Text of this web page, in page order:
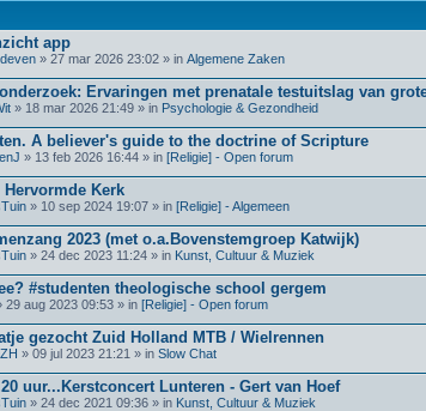
app
» 27 mar 2026 23:02 » in Algemene Zaken
Ervaringen met prenatale testuitslag van
» 18 mar 2026 21:49 » in Psychologie & Gezondheid
A believer's guide to the doctrine of Scripture
» 13 feb 2026 16:44 » in [Religie] - Open forum
Hervormde Kerk
» 10 sep 2024 19:07 » in [Religie] - Algemeen
2023 (met o.a.Bovenstemgroep Katwijk)
» 24 dec 2023 11:24 » in Kunst, Cultuur & Muziek
#studenten theologische school gergem
29 aug 2023 09:53 » in [Religie] - Open forum
gezocht Zuid Holland MTB / Wielrennen
» 09 jul 2023 21:21 » in Slow Chat
uur...Kerstconcert Lunteren - Gert van Hoef
» 24 dec 2021 09:36 » in Kunst, Cultuur & Muziek